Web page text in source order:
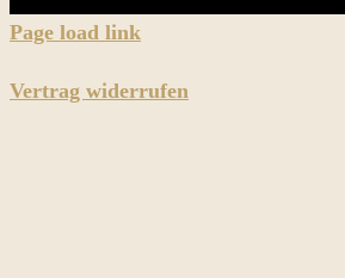
Page load link
Vertrag widerrufen